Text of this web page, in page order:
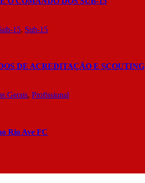
15, Sub-15
DE ACREDITAÇÃO E SCOUTING
Gerais, Profissional
Rio Ave FC